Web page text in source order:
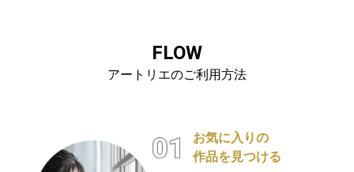
FLOW
アートリエのご利用方法
お気に入りの
作品を見つける